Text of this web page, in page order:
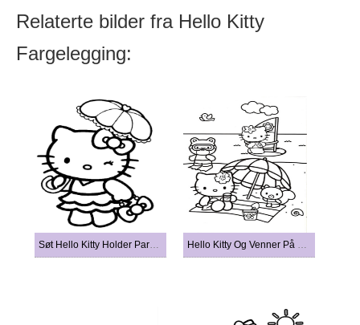
Relaterte bilder fra Hello Kitty
Fargelegging:
Søt Hello Kitty Holder Paraply Hello Kitty Og Venner På Stranden